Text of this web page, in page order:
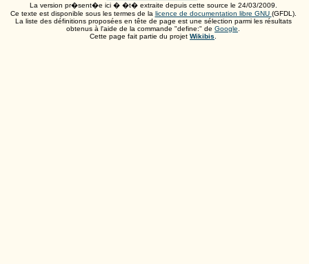
La version pr�sent�e ici � �t� extraite depuis cette source le 24/03/2009
Ce texte est disponible sous les termes de la licence de documentation libre GNU (GFDL).
La liste des définitions proposées en tête de page est une sélection parmi les résultats
obtenus à l'aide de la commande "define:" de Google
Cette page fait partie du projet Wikibis